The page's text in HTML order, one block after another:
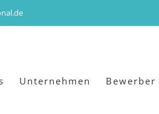
Unternehmen Bewerber